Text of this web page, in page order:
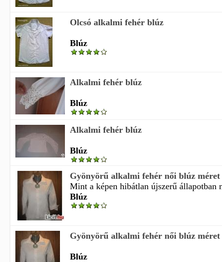
Olcsó alkalmi fehér blúz
Blúz
Alkalmi fehér blúz
Blúz
Alkalmi fehér blúz
Blúz
Gyönyörű alkalmi fehér női blúz méret
Mint a képen hibátlan újszerű állapotban
Blúz
Gyönyörű alkalmi fehér női blúz méret
Blúz